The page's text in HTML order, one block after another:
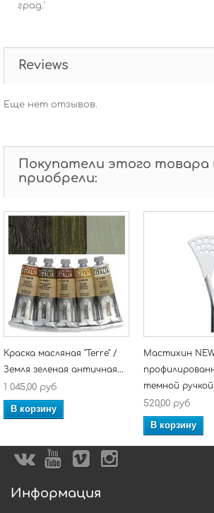
град.'
Reviews
Еще нет отзывов.
Покупатели этого товара
приобрели:
Краска масляная "Terre" /
Земля зеленая античная...
1 045,00 руб
В корзину
Мастихин
темной ручкой
520,00 руб
В корзину
Информация